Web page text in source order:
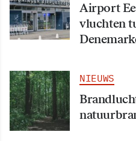
Airport
vluchten
NIEUWS